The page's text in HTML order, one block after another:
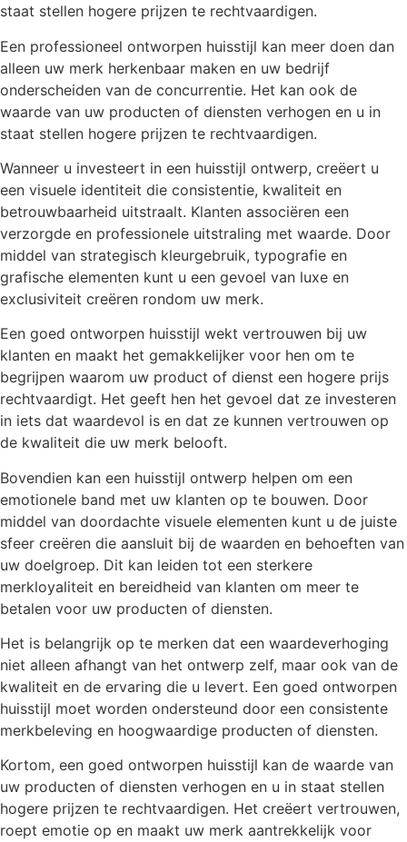
staat stellen hogere prijzen te rechtvaardigen.
Een professioneel ontworpen huisstijl kan meer doen dan
alleen uw merk herkenbaar maken en uw bedrijf
onderscheiden van de concurrentie. Het kan ook de
waarde van uw producten of diensten verhogen en u in
staat stellen hogere prijzen te rechtvaardigen.
Wanneer u investeert in een huisstijl ontwerp, creëert u
een visuele identiteit die consistentie, kwaliteit en
betrouwbaarheid uitstraalt. Klanten associëren een
verzorgde en professionele uitstraling met waarde. Door
middel van strategisch kleurgebruik, typografie en
grafische elementen kunt u een gevoel van luxe en
exclusiviteit creëren rondom uw merk.
Een goed ontworpen huisstijl wekt vertrouwen bij uw
klanten en maakt het gemakkelijker voor hen om te
begrijpen waarom uw product of dienst een hogere prijs
rechtvaardigt. Het geeft hen het gevoel dat ze investeren
in iets dat waardevol is en dat ze kunnen vertrouwen op
de kwaliteit die uw merk belooft.
Bovendien kan een huisstijl ontwerp helpen om een
emotionele band met uw klanten op te bouwen. Door
middel van doordachte visuele elementen kunt u de juiste
sfeer creëren die aansluit bij de waarden en behoeften van
uw doelgroep. Dit kan leiden tot een sterkere
merkloyaliteit en bereidheid van klanten om meer te
betalen voor uw producten of diensten.
Het is belangrijk op te merken dat een waardeverhoging
niet alleen afhangt van het ontwerp zelf, maar ook van de
kwaliteit en de ervaring die u levert. Een goed ontworpen
huisstijl moet worden ondersteund door een consistente
merkbeleving en hoogwaardige producten of diensten.
Kortom, een goed ontworpen huisstijl kan de waarde van
uw producten of diensten verhogen en u in staat stellen
hogere prijzen te rechtvaardigen. Het creëert vertrouwen,
roept emotie op en maakt uw merk aantrekkelijk voor